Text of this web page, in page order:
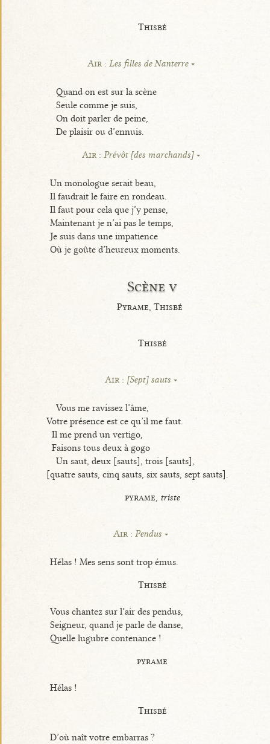
Thisbé
Air : Les filles de Nanterre
Quand on est sur la scène
Seule comme je suis,
On doit parler de peine,
De plaisir ou d’ennuis.
Air : Prévôt [des marchands]
Un monologue serait beau,
Il faudrait le faire en rondeau.
Il faut pour cela que j’y pense,
Maintenant je n’ai pas le temps,
Je suis dans une impatience
Où je goûte d’heureux moments.
Scène v
Pyrame, Thisbé
Thisbé
Air : [Sept] sauts
Vous me ravissez l’âme,
Votre présence est ce qu’il me faut.
Il me prend un vertigo,
Faisons tous deux à gogo
Un saut, deux [sauts], trois [sauts],
[quatre sauts, cinq sauts, six sauts, sept sauts].
pyrame, triste
Air :Pendus
Hélas ! Mes sens sont trop émus.
Thisbé
Vous chantez sur l’air des pendus,
Seigneur, quand je parle de danse,
Quelle lugubre contenance !
pyrame
Hélas !
Thisbé
D’où naît votre embarras ?